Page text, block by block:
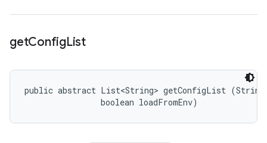
getConfigList
public abstract List<String> getConfigList
                boolean loadFromEnv)